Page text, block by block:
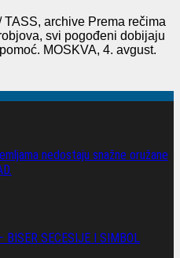
archive Prema rečima
svi pogođeni dobijaju
MOSKVA, 4. avgust.
nedostaju snažne oružane
BISER SECESIJE I SIMBOL